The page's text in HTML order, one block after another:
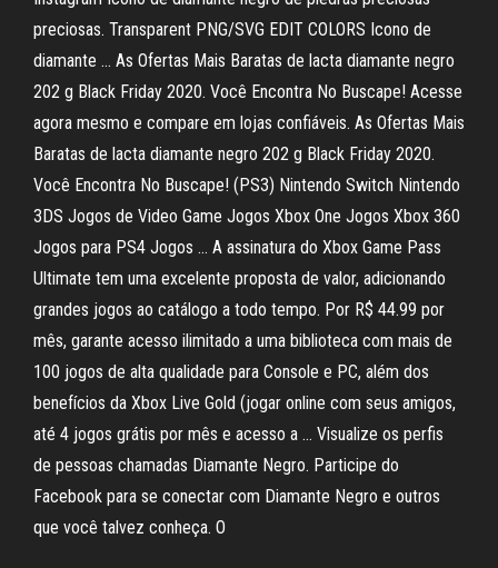
preciosas. Transparent PNG/SVG EDIT COLORS Icono de
diamante … As Ofertas Mais Baratas de lacta diamante negro
202 g Black Friday 2020. Você Encontra No Buscape! Acesse
agora mesmo e compare em lojas confiáveis. As Ofertas Mais
Baratas de lacta diamante negro 202 g Black Friday 2020.
Você Encontra No Buscape! (PS3) Nintendo Switch Nintendo
3DS Jogos de Video Game Jogos Xbox One Jogos Xbox 360
Jogos para PS4 Jogos … A assinatura do Xbox Game Pass
Ultimate tem uma excelente proposta de valor, adicionando
grandes jogos ao catálogo a todo tempo. Por R$ 44.99 por
mês, garante acesso ilimitado a uma biblioteca com mais de
100 jogos de alta qualidade para Console e PC, além dos
benefícios da Xbox Live Gold (jogar online com seus amigos,
até 4 jogos grátis por mês e acesso a … Visualize os perfis
de pessoas chamadas Diamante Negro. Participe do
Facebook para se conectar com Diamante Negro e outros
que você talvez conheça. O